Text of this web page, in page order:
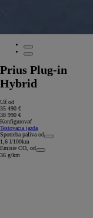
Prius Plug-in
Hybrid
Už od
35 490 €
38 990 €
Konfigurovať
Testovacia jazda
Spotreba paliva od
1,6 l/100km
Emisie CO₂ od
36 g/km